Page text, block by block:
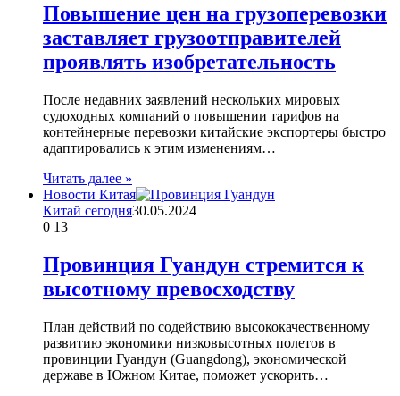
Повышение цен на грузоперевозки
заставляет грузоотправителей
проявлять изобретательность
После недавних заявлений нескольких мировых
судоходных компаний о повышении тарифов на
контейнерные перевозки китайские экспортеры быстро
адаптировались к этим изменениям…
Читать далее »
Новости Китая
Китай сегодня30.05.2024
0 13
Провинция Гуандун стремится к
высотному превосходству
План действий по содействию высококачественному
развитию экономики низковысотных полетов в
провинции Гуандун (Guangdong), экономической
державе в Южном Китае, поможет ускорить…